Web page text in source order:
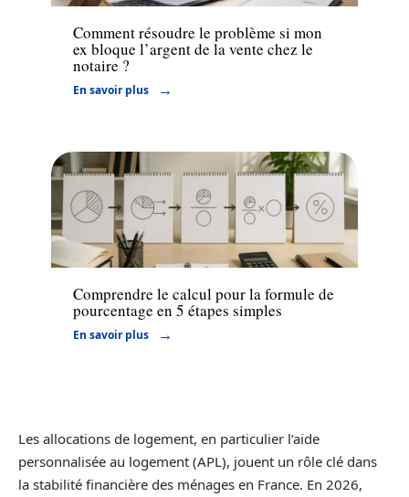
Comment résoudre le problème si mon
ex bloque l’argent de la vente chez le
notaire ?
En savoir plus
Finance
Comprendre le calcul pour la formule de
pourcentage en 5 étapes simples
En savoir plus
Les allocations de logement, en particulier l’aide
personnalisée au logement (APL), jouent un rôle clé dans
la stabilité financière des ménages en France. En 2026,